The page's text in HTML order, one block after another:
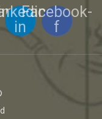
Facebook-
f
in